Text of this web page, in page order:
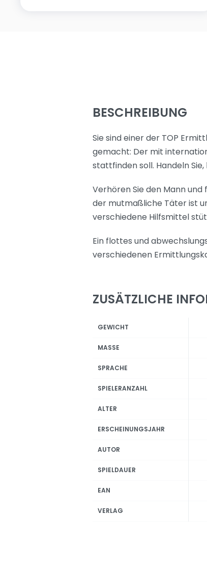
BESCHREIBUNG
Sie sind einer der TOP
gemacht: Der mit
stattfinden soll. Handeln
Verhören Sie den Mann
der mutmaßliche Täter ist
verschiedene Hilfsmittel
Ein flottes und
verschiedenen
ZUSÄTZLICHE
GEWICHT
MASSE
SPRACHE
SPIELERANZAHL
ALTER
ERSCHEINUNGSJAHR
AUTOR
SPIELDAUER
EAN
VERLAG